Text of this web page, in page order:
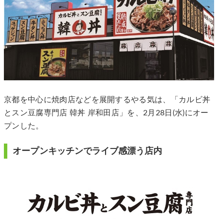
京都を中心に焼肉店などを展開するやる気は、「カルビ丼
とスン豆腐専門店 韓丼 岸和田店」を、2月28日(水)にオー
プンした。
オープンキッチンでライブ感漂う店内